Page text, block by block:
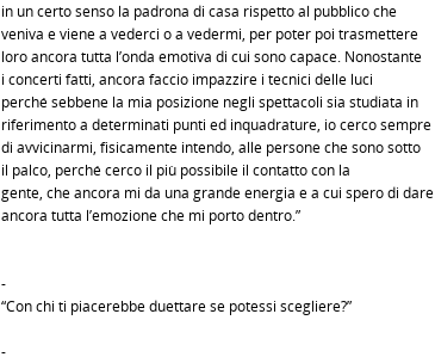
in un certo senso la padrona di casa rispetto al pubblico che
veniva e viene a vederci o a vedermi, per poter poi trasmettere
loro ancora tutta l’onda emotiva di cui sono capace. Nonostante
i concerti fatti, ancora faccio impazzire i tecnici delle luci
perché sebbene la mia posizione negli spettacoli sia studiata in
riferimento a determinati punti ed inquadrature, io cerco sempre
di avvicinarmi, fisicamente intendo, alle persone che sono sotto
il palco, perché cerco il più possibile il contatto con la
gente, che ancora mi da una grande energia e a cui spero di dare
ancora tutta l’emozione che mi porto dentro.”
-
“Con chi ti piacerebbe duettare se potessi scegliere?”
-